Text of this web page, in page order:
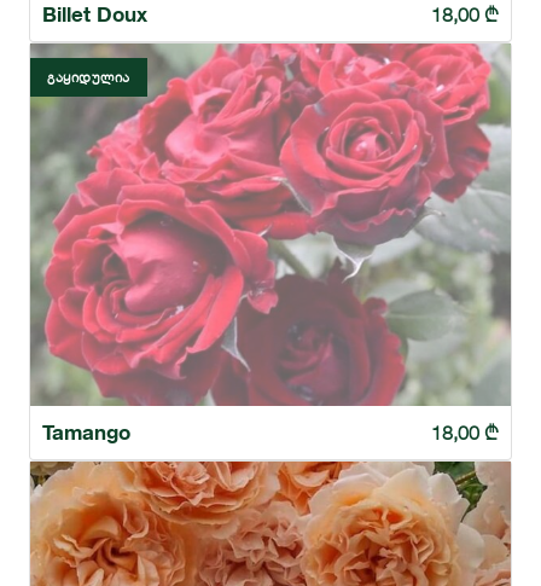
Billet Doux 18,00 ₾
ᲒᲐᲧᲘᲓᲣᲚᲘᲐ
Tamango 18,00 ₾